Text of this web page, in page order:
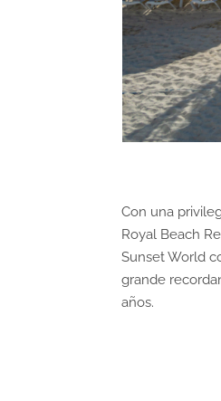
Con una
Royal Beach
Sunset World
grande
años.